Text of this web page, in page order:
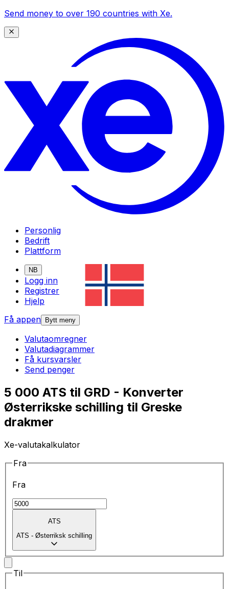
Send money to over 190 countries with Xe.
Personlig
Bedrift
Plattform
NB
Logg inn
Registrer
Hjelp
Få appen
Bytt meny
Valutaomregner
Valutadiagrammer
Få kursvarsler
Send penger
5 000 ATS til GRD - Konverter
Østerrikske schilling til Greske
drakmer
Xe-valutakalkulator
Fra
Fra
ATS
ATS - Østerriksk schilling
Til